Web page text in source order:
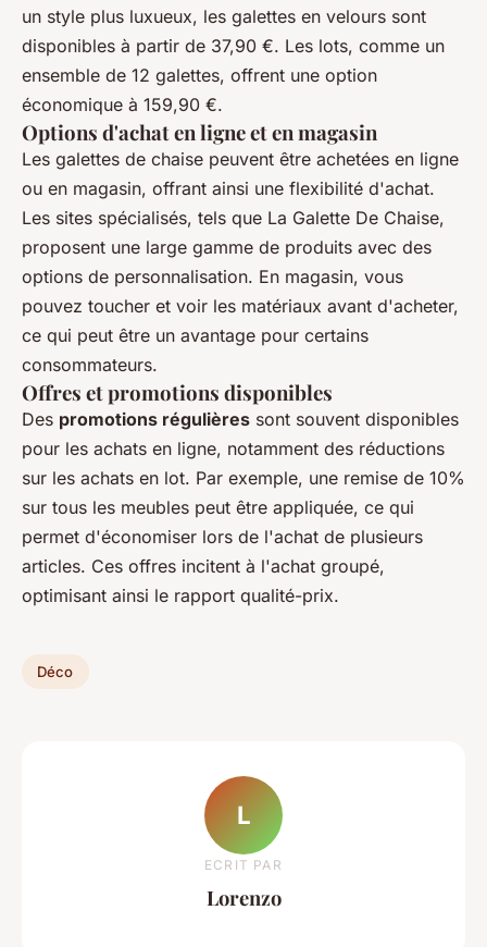
un style plus luxueux, les galettes en velours sont
disponibles à partir de 37,90 €. Les lots, comme un
ensemble de 12 galettes, offrent une option
économique à 159,90 €.
Options d'achat en ligne et en magasin
Les galettes de chaise peuvent être achetées en ligne
ou en magasin, offrant ainsi une flexibilité d'achat.
Les sites spécialisés, tels que La Galette De Chaise,
proposent une large gamme de produits avec des
options de personnalisation. En magasin, vous
pouvez toucher et voir les matériaux avant d'acheter,
ce qui peut être un avantage pour certains
consommateurs.
Offres et promotions disponibles
Des promotions régulières sont souvent disponibles
pour les achats en ligne, notamment des réductions
sur les achats en lot. Par exemple, une remise de 10%
sur tous les meubles peut être appliquée, ce qui
permet d'économiser lors de l'achat de plusieurs
articles. Ces offres incitent à l'achat groupé,
optimisant ainsi le rapport qualité-prix.
Déco
L
ECRIT PAR
Lorenzo